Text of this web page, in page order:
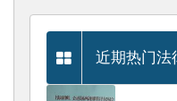
近期热门法